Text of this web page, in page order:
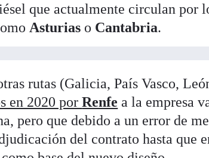
que actualmente circulan por
Asturias o Cantabria.
rutas (Galicia, País Vasco,
en 2020 porRenfe a la empresa
pero que debido a un error de
del contrato hasta que